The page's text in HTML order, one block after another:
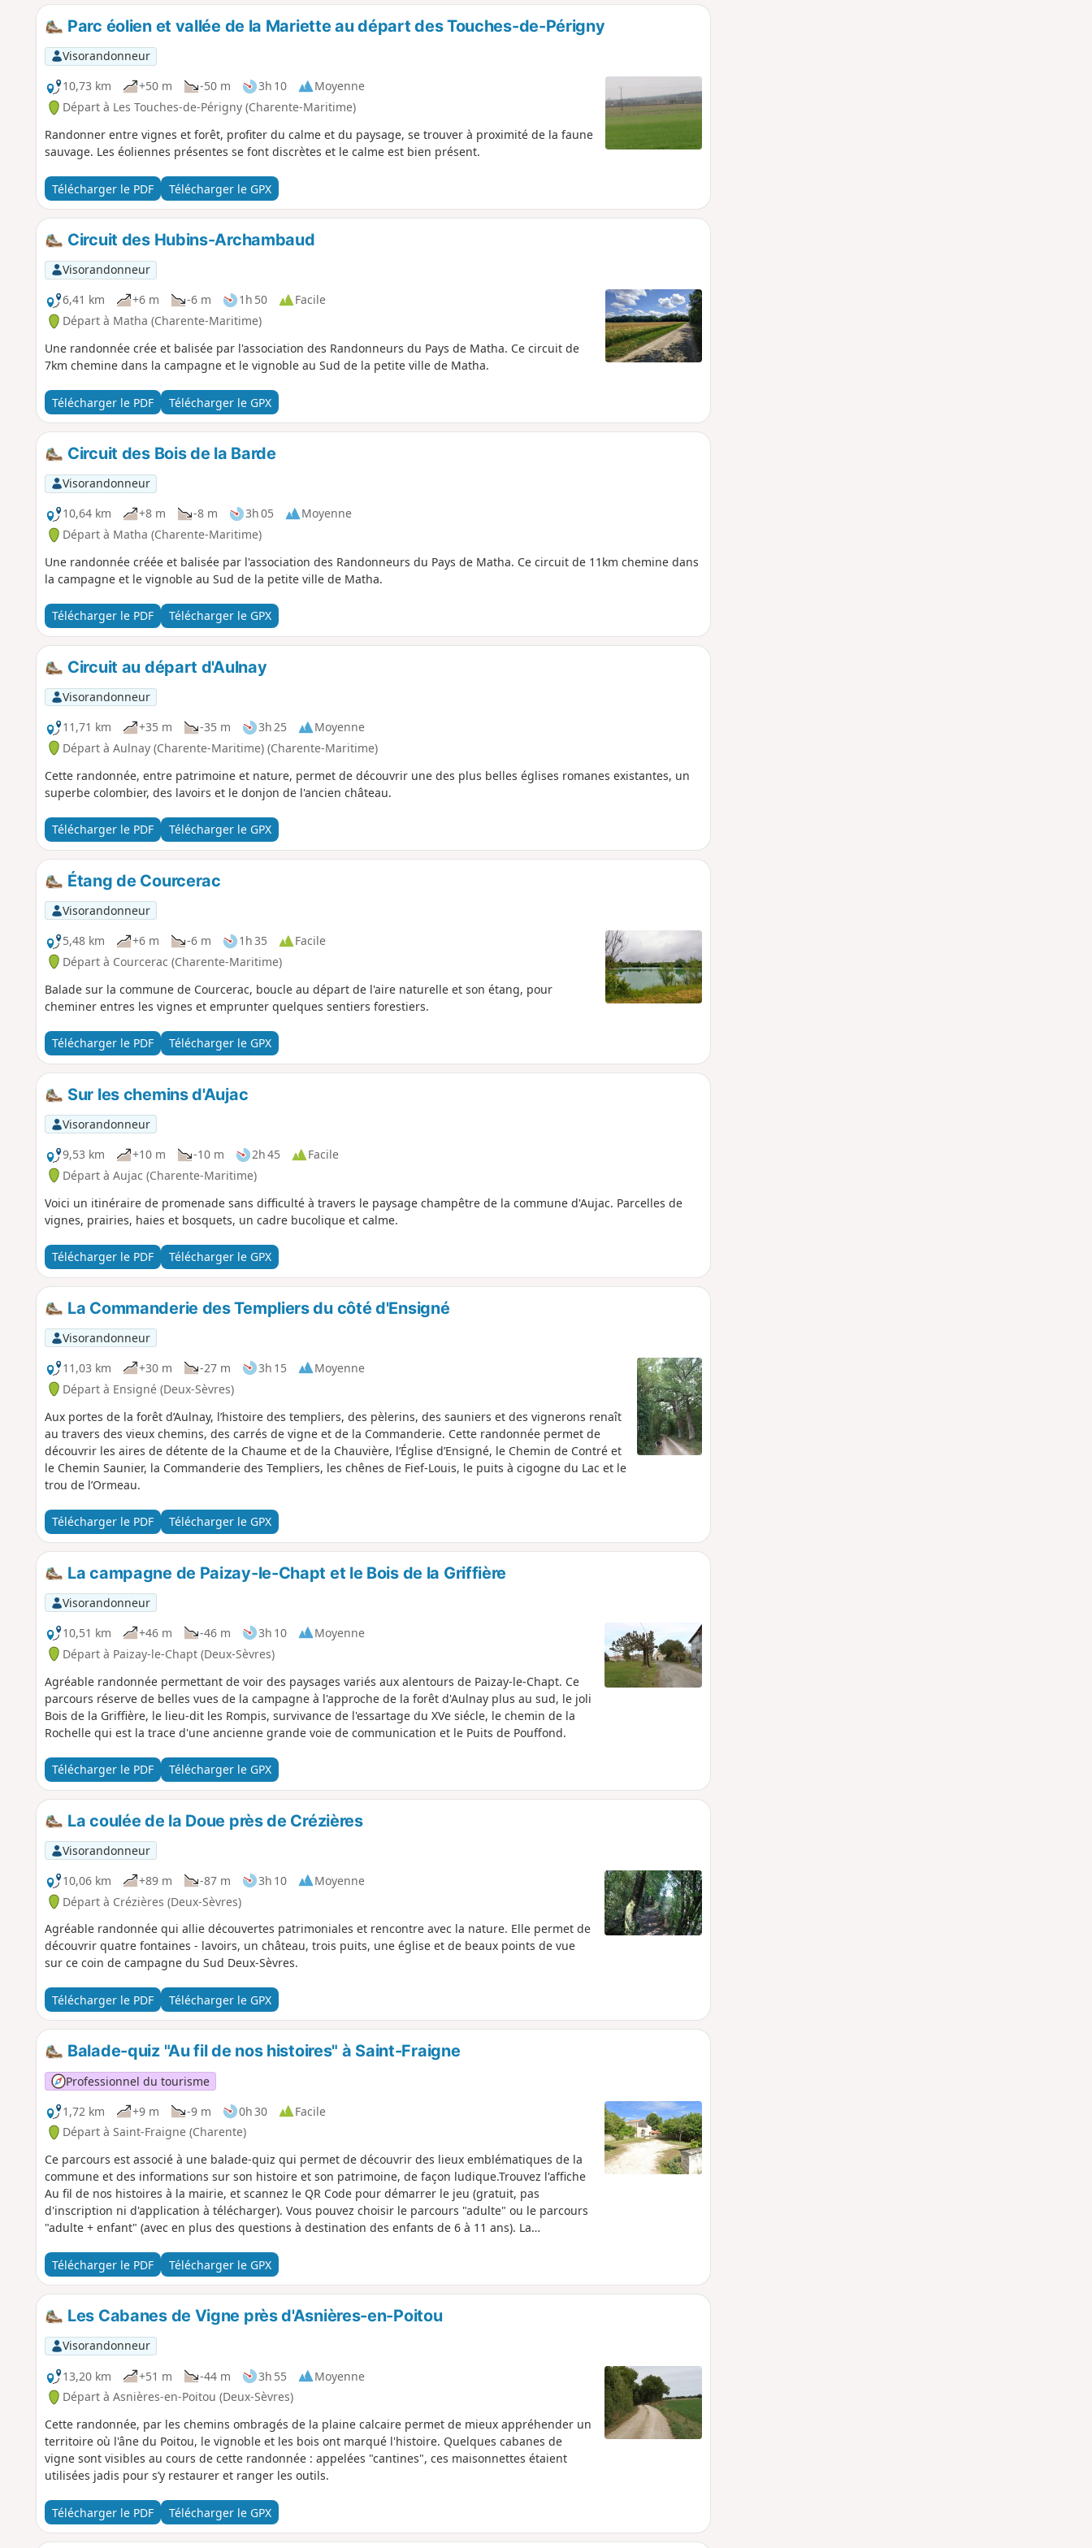
Parc éolien et vallée de la Mariette au départ des Touches-de-Périgny
Visorandonneur
10,73 km
+50 m -50 m 3h 10
Moyenne
Départ à Les Touches-de-Périgny (Charente-Maritime)
Randonner entre vignes et forêt, profiter du calme et du paysage, se trouver à proximité de la faune
sauvage. Les éoliennes présentes se font discrètes et le calme est bien présent.
Télécharger le PDF Télécharger le GPX
Circuit des Hubins-Archambaud
Visorandonneur
6,41 km
+6 m -6 m 1h 50
Facile
Départ à Matha (Charente-Maritime)
Une randonnée crée et balisée par l'association des Randonneurs du Pays de Matha. Ce circuit de
7km chemine dans la campagne et le vignoble au Sud de la petite ville de Matha.
Télécharger le PDF Télécharger le GPX
Circuit des Bois de la Barde
Visorandonneur
10,64 km
+8 m -8 m 3h 05
Moyenne
Départ à Matha (Charente-Maritime)
Une randonnée créée et balisée par l'association des Randonneurs du Pays de Matha. Ce circuit de 11km chemine dans
la campagne et le vignoble au Sud de la petite ville de Matha.
Télécharger le PDF Télécharger le GPX
Circuit au départ d'Aulnay
Visorandonneur
11,71 km
+35 m -35 m 3h 25
Moyenne
Départ à Aulnay (Charente-Maritime) (Charente-Maritime)
Cette randonnée, entre patrimoine et nature, permet de découvrir une des plus belles églises romanes existantes, un
superbe colombier, des lavoirs et le donjon de l'ancien château.
Télécharger le PDF Télécharger le GPX
Étang de Courcerac
Visorandonneur
5,48 km
+6 m -6 m 1h 35
Facile
Départ à Courcerac (Charente-Maritime)
Balade sur la commune de Courcerac, boucle au départ de l'aire naturelle et son étang, pour
cheminer entres les vignes et emprunter quelques sentiers forestiers.
Télécharger le PDF Télécharger le GPX
Sur les chemins d'Aujac
Visorandonneur
9,53 km
+10 m -10 m 2h 45
Facile
Départ à Aujac (Charente-Maritime)
Voici un itinéraire de promenade sans difficulté à travers le paysage champêtre de la commune d'Aujac. Parcelles de
vignes, prairies, haies et bosquets, un cadre bucolique et calme.
Télécharger le PDF Télécharger le GPX
La Commanderie des Templiers du côté d'Ensigné
Visorandonneur
11,03 km
+30 m -27 m 3h 15
Moyenne
Départ à Ensigné (Deux-Sèvres)
Aux portes de la forêt d’Aulnay, l’histoire des templiers, des pèlerins, des sauniers et des vignerons renaît
au travers des vieux chemins, des carrés de vigne et de la Commanderie. Cette randonnée permet de
découvrir les aires de détente de la Chaume et de la Chauvière, l’Église d’Ensigné, le Chemin de Contré et
le Chemin Saunier, la Commanderie des Templiers, les chênes de Fief-Louis, le puits à cigogne du Lac et le
trou de l’Ormeau.
Télécharger le PDF Télécharger le GPX
La campagne de Paizay-le-Chapt et le Bois de la Griffière
Visorandonneur
10,51 km
+46 m -46 m 3h 10
Moyenne
Départ à Paizay-le-Chapt (Deux-Sèvres)
Agréable randonnée permettant de voir des paysages variés aux alentours de Paizay-le-Chapt. Ce
parcours réserve de belles vues de la campagne à l'approche de la forêt d'Aulnay plus au sud, le joli
Bois de la Griffière, le lieu-dit les Rompis, survivance de l'essartage du XVe siécle, le chemin de la
Rochelle qui est la trace d'une ancienne grande voie de communication et le Puits de Pouffond.
Télécharger le PDF Télécharger le GPX
La coulée de la Doue près de Crézières
Visorandonneur
10,06 km
+89 m -87 m 3h 10
Moyenne
Départ à Crézières (Deux-Sèvres)
Agréable randonnée qui allie découvertes patrimoniales et rencontre avec la nature. Elle permet de
découvrir quatre fontaines - lavoirs, un château, trois puits, une église et de beaux points de vue
sur ce coin de campagne du Sud Deux-Sèvres.
Télécharger le PDF Télécharger le GPX
Balade-quiz "Au fil de nos histoires" à Saint-Fraigne
Professionnel du tourisme
1,72 km
+9 m -9 m 0h 30
Facile
Départ à Saint-Fraigne (Charente)
Ce parcours est associé à une balade-quiz qui permet de découvrir des lieux emblématiques de la
commune et des informations sur son histoire et son patrimoine, de façon ludique.Trouvez l'affiche
Au fil de nos histoires à la mairie, et scannez le QR Code pour démarrer le jeu (gratuit, pas
d'inscription ni d'application à télécharger). Vous pouvez choisir le parcours "adulte" ou le parcours
"adulte + enfant" (avec en plus des questions à destination des enfants de 6 à 11 ans). La
Télécharger le PDF
Télécharger le GPX
Les Cabanes de Vigne près d'Asnières-en-Poitou
Visorandonneur
13,20 km
+51 m -44 m 3h 55
Moyenne
Départ à Asnières-en-Poitou (Deux-Sèvres)
Cette randonnée, par les chemins ombragés de la plaine calcaire permet de mieux appréhender un
territoire où l'âne du Poitou, le vignoble et les bois ont marqué l'histoire. Quelques cabanes de
vigne sont visibles au cours de cette randonnée : appelées "cantines", ces maisonnettes étaient
utilisées jadis pour s’y restaurer et ranger les outils.
Télécharger le PDF Télécharger le GPX